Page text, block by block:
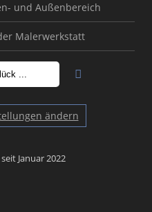
und Außenbereich
Malerwerkstatt
ändern
Januar 2022